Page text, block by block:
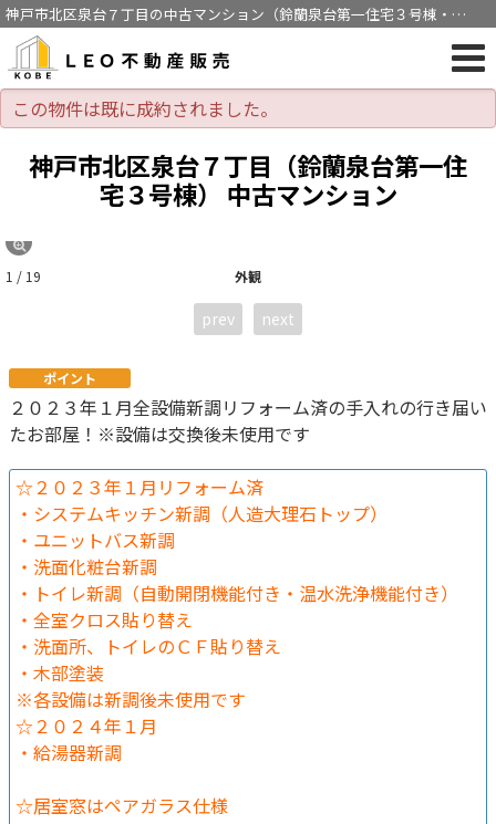
神戸市北区泉台７丁目の中古マンション（鈴蘭泉台第一住宅３号棟・
3LDK・北鈴蘭台駅バス8分徒歩1分）[1215]
この物件は既に成約されました。
神戸市北区泉台７丁目（鈴蘭泉台第一住
宅３号棟） 中古マンション
外観
1 / 19
prev next
ポイント
２０２３年１月全設備新調リフォーム済の手入れの行き届い
たお部屋！※設備は交換後未使用です
☆２０２３年１月リフォーム済
・システムキッチン新調（人造大理石トップ）
・ユニットバス新調
・洗面化粧台新調
・トイレ新調（自動開閉機能付き・温水洗浄機能付き）
・全室クロス貼り替え
・洗面所、トイレのＣＦ貼り替え
・木部塗装
※各設備は新調後未使用です
☆２０２４年１月
・給湯器新調
☆居室窓はペアガラス仕様